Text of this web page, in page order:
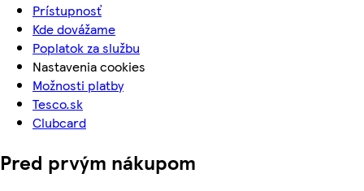
Prístupnosť
Kde dovážame
Poplatok za službu
Nastavenia cookies
Možnosti platby
Tesco.sk
Clubcard
Pred prvým nákupom